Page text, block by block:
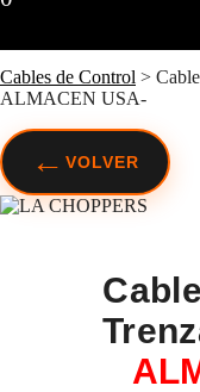
Cables de Control >
ALMACEN USA-
← VOLVER